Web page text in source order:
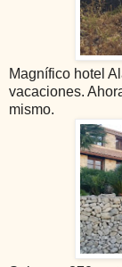
Magnífico hotel
vacaciones.
mismo.